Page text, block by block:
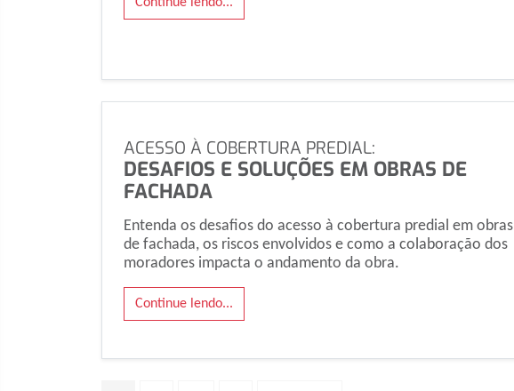
ACESSO À COBERTURA PREDIAL:
DESAFIOS E SOLUÇÕES EM OBRAS DE
FACHADA
Entenda os desafios do acesso à cobertura predial em obras
de fachada, os riscos envolvidos e como a colaboração dos
moradores impacta o andamento da obra.
Continue lendo...